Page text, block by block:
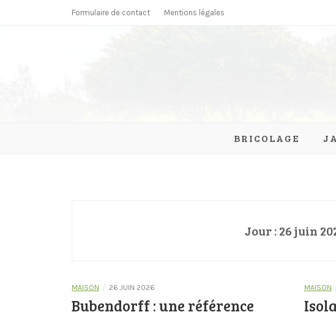
Formulaire de contact Mentions légales
BRICOLAGE
Jour :26 juin
MAISON / 26 JUIN 2026
Bubendorff : une référence
MAISON